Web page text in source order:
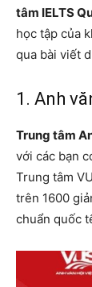
tâm IELTS
học tập của
qua bài viết
1. Anh
Trung tâm
với các bạn
Trung tâm
trên 1600
chuẩn quốc